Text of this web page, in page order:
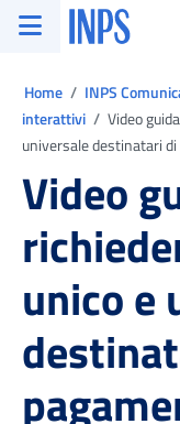
Vai al menu principale
Vai al contenuto
Vai al pie' di pagina
INPS ()
Home INPS
interattivi
Video
universale destinatari
Video
unico e